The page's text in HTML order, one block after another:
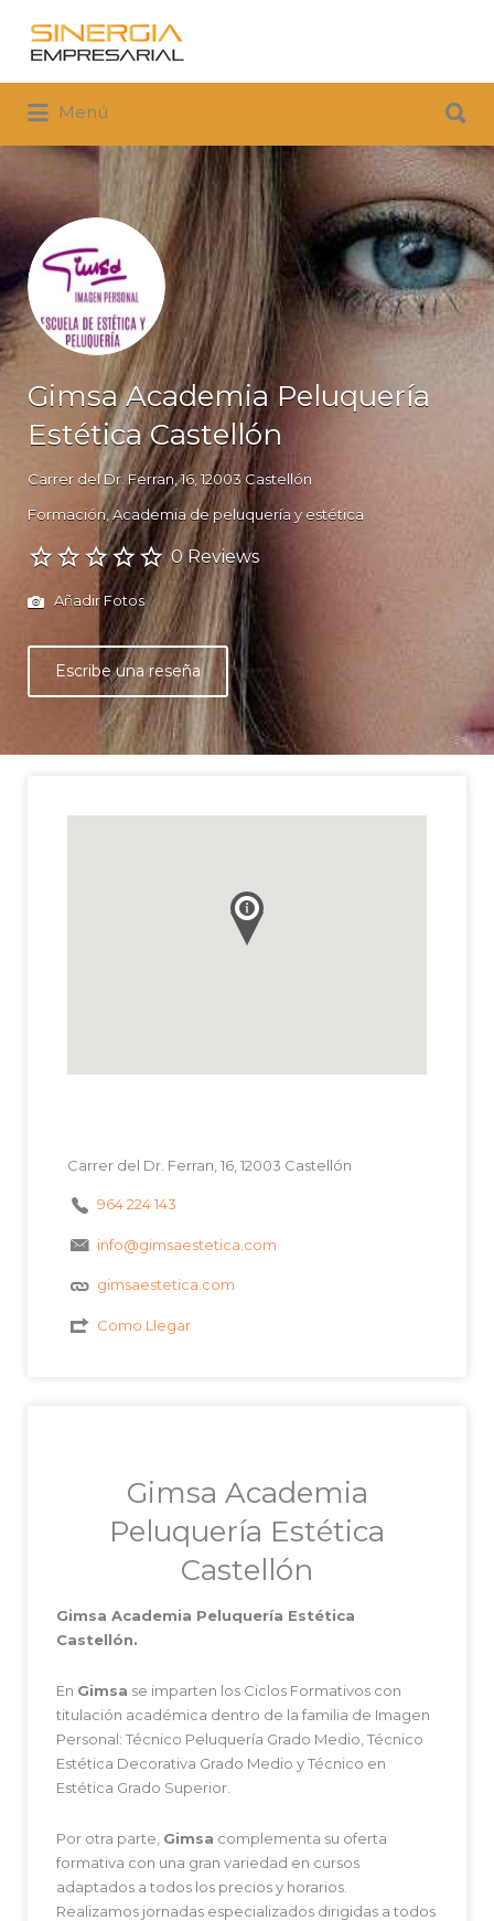
Buscar
por:
Menú
por:
Gimsa Academia Peluquería
Estética Castellón
Carrer del Dr. Ferran, 16, 12003 Castellón
Formación Academia de peluquería y estética
0 Reviews
Añadir Fotos
Escribe una reseña
Carrer del Dr. Ferran, 16, 12003 Castellón
964 224 143
info@gimsaestetica.com
gimsaestetica.com
Como Llegar
Gimsa Academia
Peluquería Estética
Castellón
Gimsa Academia Peluquería Estética
Castellón.
En Gimsa se imparten los Ciclos Formativos con
titulación académica dentro de la familia de Imagen
Personal: Técnico Peluquería Grado Medio, Técnico
Estética Decorativa Grado Medio y Técnico en
Estética Grado Superior.
Por otra parte, Gimsa complementa su oferta
formativa con una gran variedad en cursos
adaptados a todos los precios y horarios.
Realizamos jornadas especializados dirigidas a todos